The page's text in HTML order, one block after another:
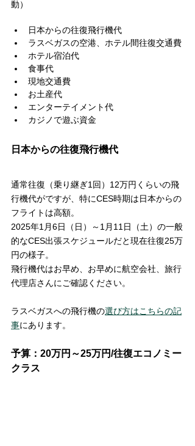
動）
日本からの往復飛行機代
ラスベガスの空港、ホテル間往復交通費
ホテル宿泊代
食事代
現地交通費
お土産代
エンターテイメント代
カジノで遊ぶ資金
日本からの往復飛行機代
通常往復（乗り継ぎ1回）12万円くらいの飛
行機代がですが、特にCES時期は日本からの
フライトは高額。
2025年1月6日（日）～1月11日（土）の一般
的なCES出張スケジュールだと現在往復25万
円の様子。
飛行機代はお早め、お早めに航空会社、旅行
代理店さんにご確認ください。
ラスベガスへの飛行機の選び方はこちらの記
事にあります。
予算：20万円～25万円/往復エコノミー
クラス